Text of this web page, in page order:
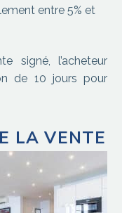
entre 5% et
signé, l’acheteur
de 10 jours pour
LA VENTE